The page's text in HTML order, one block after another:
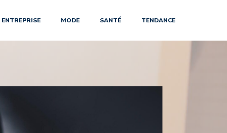
ENTREPRISE MODE SANTÉ TENDANCE